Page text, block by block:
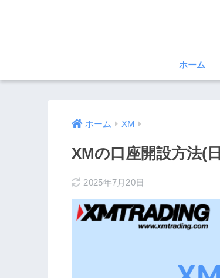
ホーム
ホーム XM
XMの口座開設方法(
2025年7月20日